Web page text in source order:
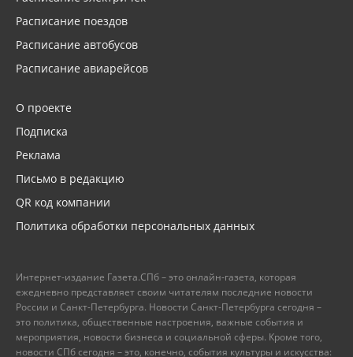
Расписание поездов
Расписание автобусов
Расписание авиарейсов
О проекте
Подписка
Реклама
Письмо в редакцию
QR код компании
Политика обработки персональных данных
Интернет-издание Газета.СПб – это онлайн-газета, которая
ежедневно представляет своим читателям последние новости
России и Санкт-Петербурга. Новости Санкт-Петербурга сегодня –
это политика, общественные настроения, важные события и
мероприятия, новости бизнеса и социальной сферы. Кроме того,
новости СПб сегодня – это, конечно, события культуры и искусства: